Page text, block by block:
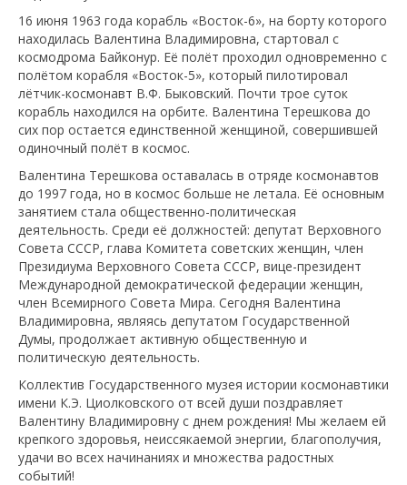
16 июня 1963 года корабль «Восток-6», на борту которого
находилась Валентина Владимировна, стартовал с
космодрома Байконур. Её полёт проходил одновременно с
полётом корабля «Восток-5», который пилотировал
лётчик-космонавт В.Ф. Быковский. Почти трое суток
корабль находился на орбите. Валентина Терешкова до
сих пор остается единственной женщиной, совершившей
одиночный полёт в космос.
Валентина Терешкова оставалась в отряде космонавтов
до 1997 года, но в космос больше не летала. Её основным
занятием стала общественно-политическая
деятельность. Среди её должностей: депутат Верховного
Совета СССР, глава Комитета советских женщин, член
Президиума Верховного Совета СССР, вице-президент
Международной демократической федерации женщин,
член Всемирного Совета Мира. Сегодня Валентина
Владимировна, являясь депутатом Государственной
Думы, продолжает активную общественную и
политическую деятельность.
Коллектив Государственного музея истории космонавтики
имени К.Э. Циолковского от всей души поздравляет
Валентину Владимировну с днем рождения! Мы желаем ей
крепкого здоровья, неиссякаемой энергии, благополучия,
удачи во всех начинаниях и множества радостных
событий!